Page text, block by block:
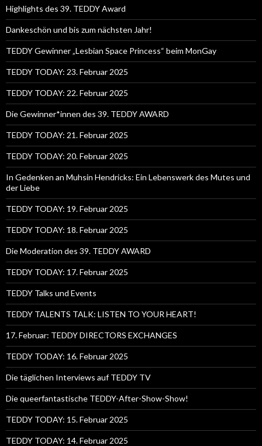
Highlights des 39. TEDDY Award
Dankeschön und bis zum nächsten Jahr!
TEDDY Gewinner „Lesbian Space Princess“ beim MonGay
TEDDY TODAY: 23. Februar 2025
TEDDY TODAY: 22. Februar 2025
Die Gewinner*innen des 39. TEDDY AWARD
TEDDY TODAY: 21. Februar 2025
TEDDY TODAY: 20. Februar 2025
In Gedenken an Muhsin Hendricks: Ein Lebenswerk des Mutes und
der Liebe
TEDDY TODAY: 19. Februar 2025
TEDDY TODAY: 18. Februar 2025
Die Moderation des 39. TEDDY AWARD
TEDDY TODAY: 17. Februar 2025
TEDDY Talks und Events
TEDDY TALENTS TALK: LISTEN TO YOUR HEART!
17. Februar: TEDDY DIRECTORS EXCHANGES
TEDDY TODAY: 16. Februar 2025
Die täglichen Interviews auf TEDDY TV
Die queerfantastische TEDDY-After-Show-Show!
TEDDY TODAY: 15. Februar 2025
TEDDY TODAY: 14. Februar 2025